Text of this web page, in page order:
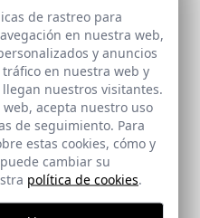
Newsletter
de rastreo para
en nuestra web,
y anuncios
en nuestra web y
nuestros visitantes.
acepta nuestro uso
de seguimiento. Para
estas cookies, cómo y
cambiar su
política de cookies.